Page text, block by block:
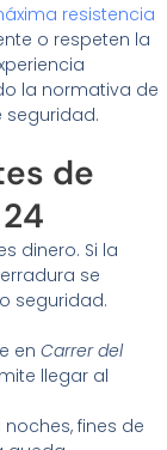
resistencia
o respeten la
la normativa de
de
dinero. Si la
se
seguridad.
en Carrer del
llegar al
fines de